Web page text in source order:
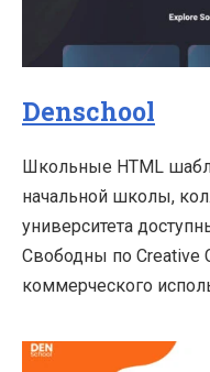
Denschool
Школьные HTML
начальной школы,
университета
Свободны по Creative
коммерческого